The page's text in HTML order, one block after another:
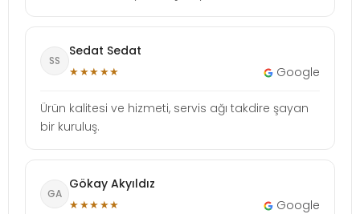
SS
Sedat Sedat
★★★★★ Google
Ürün kalitesi ve hizmeti, servis ağı takdire şayan
bir kuruluş.
GA
Gökay Akyıldız
★★★★★ Google